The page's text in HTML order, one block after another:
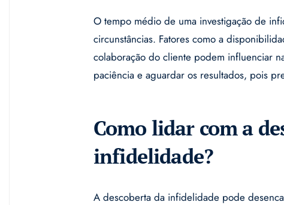
O tempo médio de uma investigação de
circunstâncias. Fatores como a
colaboração do cliente podem influenciar
paciência e aguardar os resultados, pois
Como lidar com a
infidelidade?
A descoberta da infidelidade pode